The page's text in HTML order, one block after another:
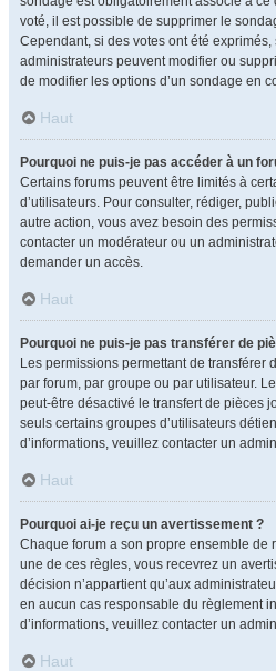
voté, il est possible de supprimer le
Cependant, si des votes ont été
administrateurs peuvent modifier ou
de modifier les options d’un sondage en
Haut
Pourquoi ne puis-je pas accéder à un
Certains forums peuvent être limités à
d’utilisateurs. Pour consulter, rédiger,
autre action, vous avez besoin des
contacter un modérateur ou un
demander un accès.
Haut
Pourquoi ne puis-je pas transférer de
Les permissions permettant de transférer
par forum, par groupe ou par utilisateur.
peut-être désactivé le transfert de pièces
seuls certains groupes d’utilisateurs
d’informations, veuillez contacter un
Haut
Pourquoi ai-je reçu un avertissement ?
Chaque forum a son propre ensemble de
une de ces règles, vous recevrez un
décision n’appartient qu’aux
en aucun cas responsable du règlement
d’informations, veuillez contacter un
Haut